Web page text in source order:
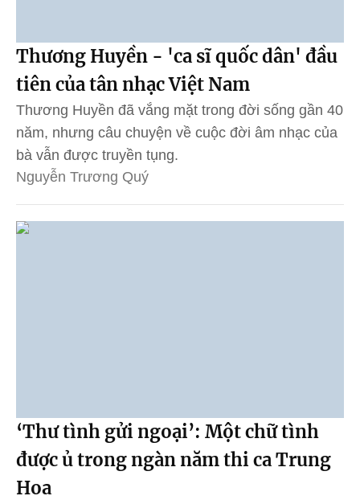
Thương Huyền - 'ca sĩ quốc dân' đầu
tiên của tân nhạc Việt Nam
Thương Huyền đã vắng mặt trong đời sống gần 40
năm, nhưng câu chuyện về cuộc đời âm nhạc của
bà vẫn được truyền tụng.
Nguyễn Trương Quý
‘Thư tình gửi ngoại’: Một chữ tình
được ủ trong ngàn năm thi ca Trung
Hoa